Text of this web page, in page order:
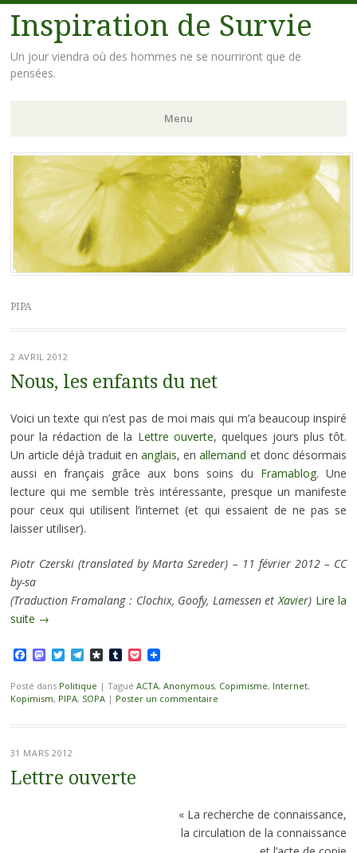
Inspiration de Survie
Un jour viendra où des hommes ne se nourriront que de
pensées.
Menu
Aller
au
contenu
principal
PIPA
2 AVRIL 2012
Nous, les enfants du net
Voici un texte qui n’est pas de moi mais qui m’a beaucoup inspiré
pour la rédaction de la Lettre ouverte, quelques jours plus tôt.
Un article déjà traduit en anglais, enallemand et donc désormais
aussi en français grâce aux bons soins du Framablog. Une
lecture qui me semble très intéressante, presque un manifeste
pour ceux qui utilisent l’internet (et qui essaient de ne pas se
laisser utiliser).
Piotr Czerski (translated by Marta Szreder) – 11 février 2012 – CC
by-sa
(Traduction Framalang : Clochix, Goofy, Lamessen etXavier) Lire la
suite →
Facebook
Mastodon
TwitterTelegram
Diaspora
Tumblr
Pocket
Posté dans Politique | Tagué ACTA, Anonymous, Copimisme, Internet,
Kopimism, PIPA, SOPA | Poster un commentaire
31 MARS 2012
Lettre ouverte
« La recherche de connaissance,
la circulation de la connaissance